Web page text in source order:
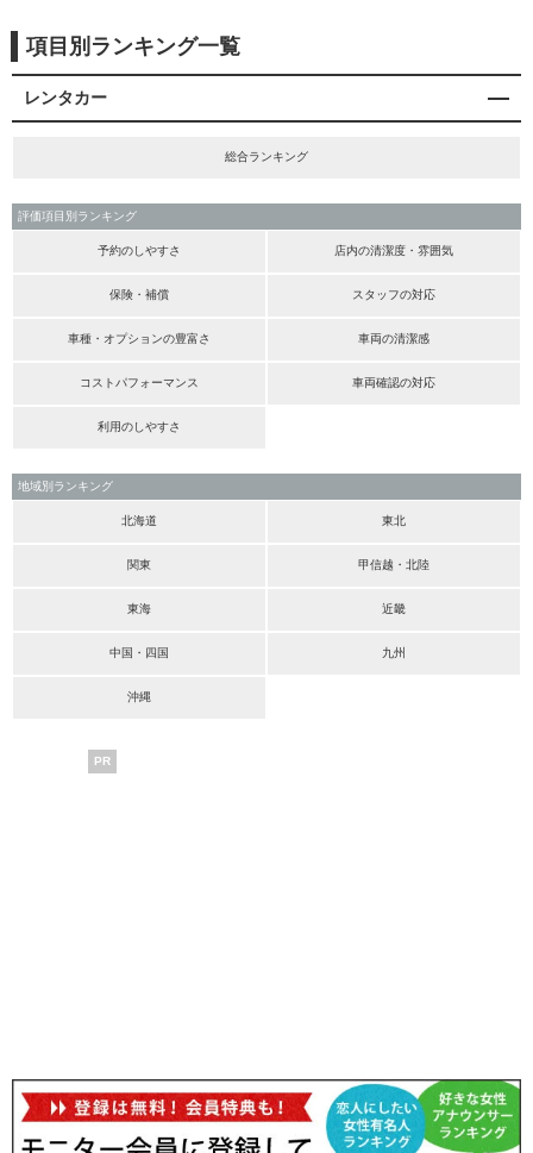
項目別ランキング一覧
レンタカー
総合ランキング
評価項目別ランキング
予約のしやすさ 店内の清潔度・雰囲気
保険・補償 スタッフの対応
車種・オプションの豊富さ 車両の清潔感
コストパフォーマンス 車両確認の対応
利用のしやすさ
地域別ランキング
北海道 東北
関東 甲信越・北陸
東海 近畿
中国・四国 九州
沖縄
PR